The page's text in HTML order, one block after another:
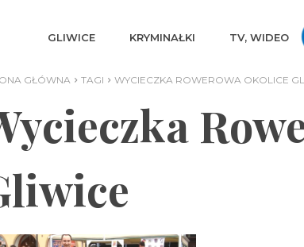
GLIWICE KRYMINAŁKI TV, WIDEO
GŁÓWNA TAGI WYCIECZKA ROWEROWA OKOLICE